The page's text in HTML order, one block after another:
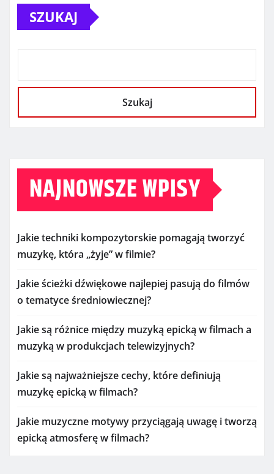
SZUKAJ
Szukaj
NAJNOWSZE WPISY
Jakie techniki kompozytorskie pomagają tworzyć
muzykę, która „żyje” w filmie?
Jakie ścieżki dźwiękowe najlepiej pasują do filmów
o tematyce średniowiecznej?
Jakie są różnice między muzyką epicką w filmach a
muzyką w produkcjach telewizyjnych?
Jakie są najważniejsze cechy, które definiują
muzykę epicką w filmach?
Jakie muzyczne motywy przyciągają uwagę i tworzą
epicką atmosferę w filmach?